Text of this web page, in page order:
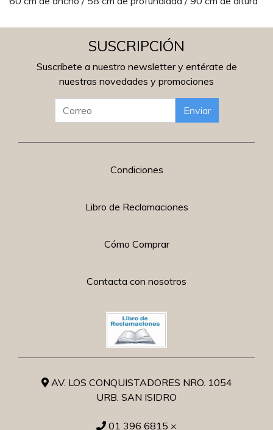
SUSCRIPCIÓN
Suscríbete a nuestro newsletter y entérate de
nuestras novedades y promociones
Enviar
Condiciones
Libro de Reclamaciones
Cómo Comprar
Contacta con nosotros
AV. LOS CONQUISTADORES NRO. 1054
URB. SAN ISIDRO
01 396 6815 ×